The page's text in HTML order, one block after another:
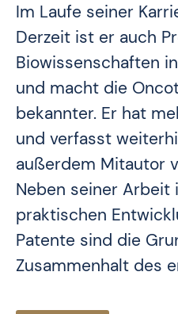
Im Laufe seiner
Derzeit ist er auch
Biowissenschaften
und macht die
bekannter. Er hat
und verfasst
außerdem Mitautor
Neben seiner
praktischen
Patente sind die
Zusammenhalt des